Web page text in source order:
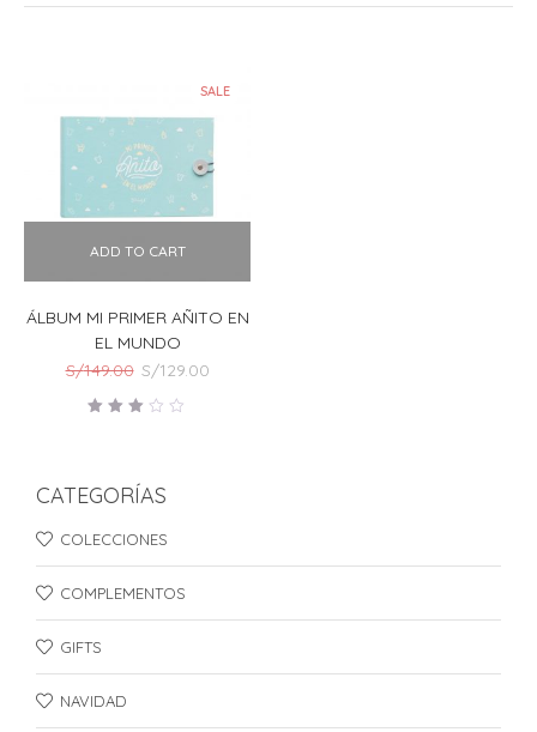
SALE
ADD TO CART
ÁLBUM MI PRIMER AÑITO EN
EL MUNDO
S/149.00 El
precio
original
S/129.00El
CATEGORÍAS
COLECCIONES
COMPLEMENTOS
GIFTS
NAVIDAD